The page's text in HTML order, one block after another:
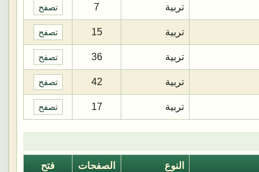
تربية 7 تصفح
تربية 15 تصفح
تربية 36 تصفح
تربية 42 تصفح
تربية 17 تصفح
النوع الصفحات فتح